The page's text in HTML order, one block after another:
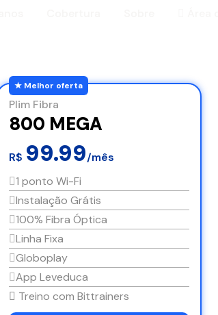
Plim Fibra
800 MEGA
R$ 99.99/mês
1 ponto Wi-Fi
Instalação Grátis
100% Fibra Óptica
Linha Fixa
Globoplay
App Leveduca
Treino com Bittrainers